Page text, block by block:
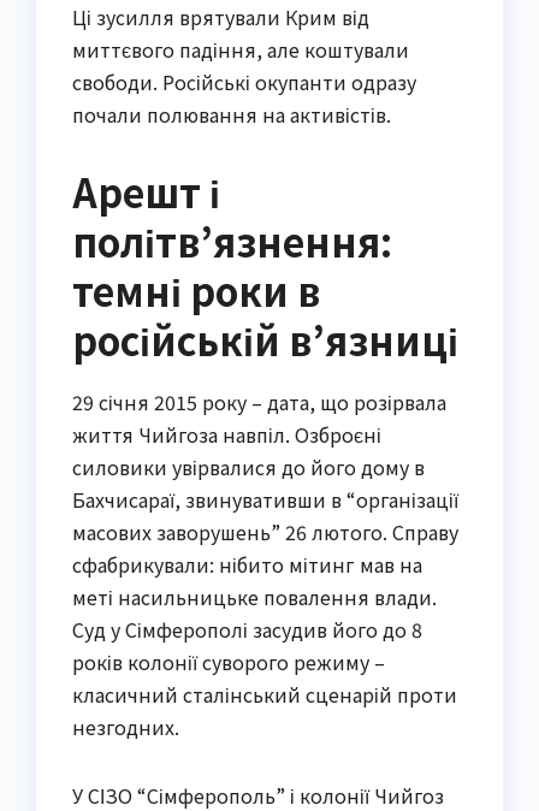
Ці зусилля врятували Крим від
миттєвого падіння, але коштували
свободи. Російські окупанти одразу
почали полювання на активістів.
Арешт і
політв’язнення:
темні роки в
російській в’язниці
29 січня 2015 року – дата, що розірвала
життя Чийгоза навпіл. Озброєні
силовики увірвалися до його дому в
Бахчисараї, звинувативши в “організації
масових заворушень” 26 лютого. Справу
сфабрикували: нібито мітинг мав на
меті насильницьке повалення влади.
Суд у Сімферополі засудив його до 8
років колонії суворого режиму –
класичний сталінський сценарій проти
незгодних.
У СІЗО “Сімферополь” і колонії Чийгоз